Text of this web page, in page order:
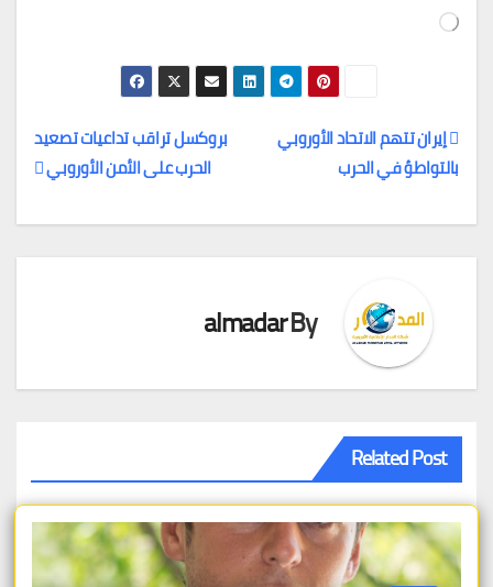
جاري
تصفّح
المقالات
بروكسل تراقب تداعيات تصعيد
الحرب على الأمن الأوروبي
إيران تتهم الاتحاد الأوروبي
بالتواطؤ في الحرب
By
almadar
Related Post